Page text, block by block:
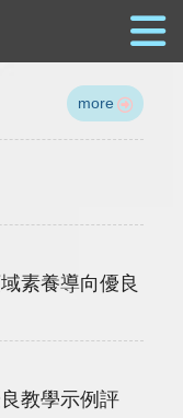
more
素養導向優良
教學示例評